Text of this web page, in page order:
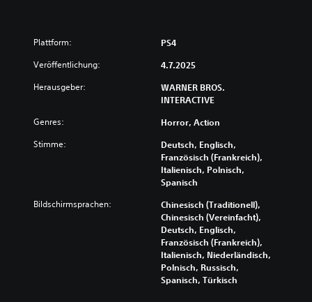
Plattform: PS4
Veröffentlichung: 4.7.2025
Herausgeber:
WARNER BROS.
INTERACTIVE
Genres: Horror, Action
Stimme:
Deutsch, Englisch,
Französisch (Frankreich),
Italienisch, Polnisch,
Spanisch
Bildschirmsprachen:
Chinesisch (Traditionell),
Chinesisch (Vereinfacht),
Deutsch, Englisch,
Französisch (Frankreich),
Italienisch, Niederländisch,
Polnisch, Russisch,
Spanisch, Türkisch